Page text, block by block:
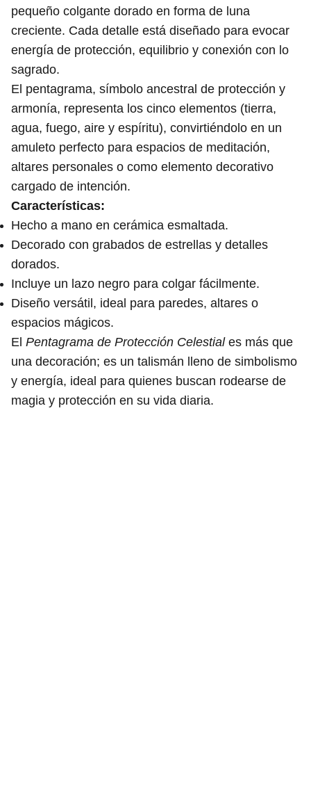
pequeño colgante dorado en forma de luna
creciente. Cada detalle está diseñado para evocar
energía de protección, equilibrio y conexión con lo
sagrado.
El pentagrama, símbolo ancestral de protección y
armonía, representa los cinco elementos (tierra,
agua, fuego, aire y espíritu), convirtiéndolo en un
amuleto perfecto para espacios de meditación,
altares personales o como elemento decorativo
cargado de intención.
Características:
Hecho a mano en cerámica esmaltada.
Decorado con grabados de estrellas y detalles
dorados.
Incluye un lazo negro para colgar fácilmente.
Diseño versátil, ideal para paredes, altares o
espacios mágicos.
El Pentagrama de Protección Celestiales más que
una decoración; es un talismán lleno de simbolismo
y energía, ideal para quienes buscan rodearse de
magia y protección en su vida diaria.